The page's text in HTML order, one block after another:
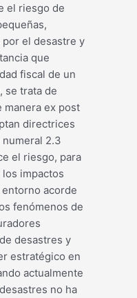
el riesgo de
por el desastre y
que
fiscal de un
se trata de
manera ex post
directrices
2.3
el riesgo, para
impactos
acorde
fenómenos de
desastres y
estratégico en
actualmente
no ha